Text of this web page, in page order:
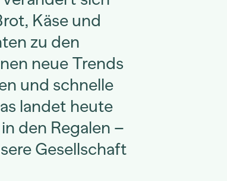
Käse und
zu den
neue Trends
und schnelle
landet heute
den Regalen –
Gesellschaft